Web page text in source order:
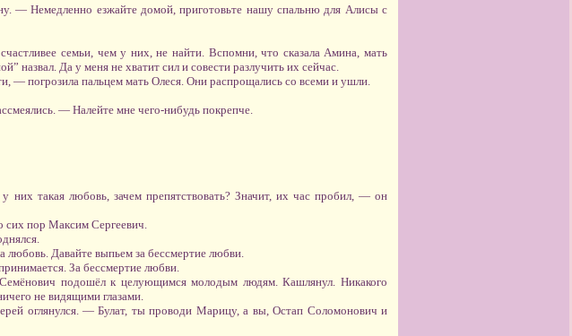
— Немедленно езжайте домой, приготовьте нашу спальню для Алисы с
семьи, чем у них, не найти. Вспомни, что сказала Амина, мать
назвал. Да у меня не хватит сил и совести разлучить их сейчас.
— погрозила пальцем мать Олеся. Они распрощались со всеми и ушли.
— Налейте мне чего-нибудь покрепче.
такая любовь, зачем препятствовать? Значит, их час пробил, — он
сих пор Максим Сергеевич.
Давайте выпьем за бессмертие любви.
За бессмертие любви.
подошёл к целующимся молодым людям. Кашлянул. Никакого
не видящими глазами.
оглянулся. — Булат, ты проводи Марицу, а вы, Остап Соломонович и